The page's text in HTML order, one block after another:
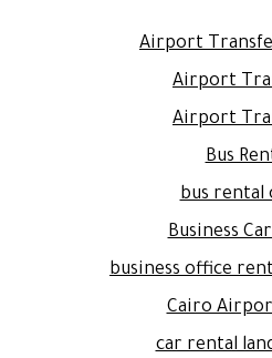
Airport
Airport
Airport
Bus
bus rental
Business
business office
Cairo
car rental